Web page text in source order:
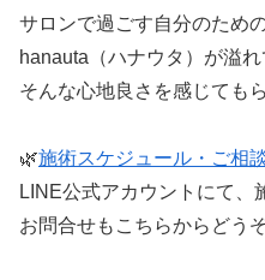
サロンで過ごす自分のため
hanauta（ハナウタ）が溢れ
そんな心地良さを感じても
🌿施術スケジュール・ご相
LINE公式アカウントにて、
お問合せもこちらからどうぞ